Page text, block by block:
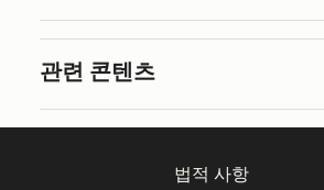
관련 콘텐츠
법적 사항